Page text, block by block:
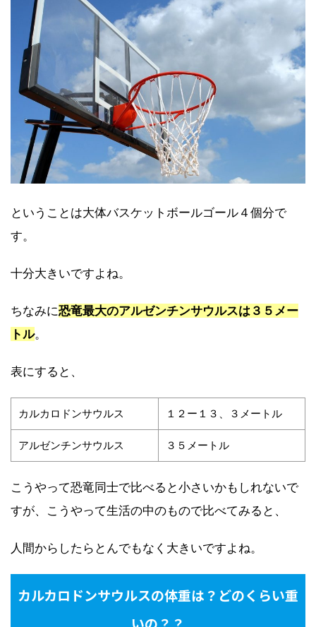
ということは大体バスケットボールゴール４個分で
す。
十分大きいですよね。
ちなみに恐竜最大のアルゼンチンサウルスは３５メー
トル。
表にすると、
カルカロドンサウルス １２ー１３、３メートル
アルゼンチンサウルス ３５メートル
こうやって恐竜同士で比べると小さいかもしれないで
すが、こうやって生活の中のもので比べてみると、
人間からしたらとんでもなく大きいですよね。
カルカロドンサウルスの体重は？どのくらい重